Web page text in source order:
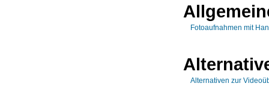
Fotoaufnahmen mit
Alternativen zur